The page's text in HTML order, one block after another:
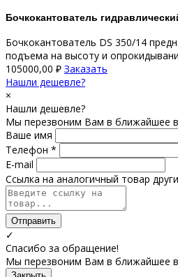
Бочкокантователь
Бочкокантователь DS 350/14
подъема на высоту и
105000,00 ₽ Заказать
Нашли дешевле?
×
Нашли дешевле?
Мы перезвоним Вам в ближайшее
Ваше имя
Телефон *
E-mail
Ссылка на аналогичный товар
Отправить
✓
Спасибо за обращение!
Мы перезвоним Вам в ближайшее